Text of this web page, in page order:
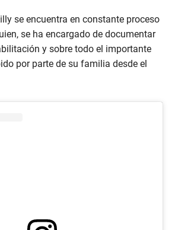
se encuentra en constante proceso
se ha encargado de documentar
y sobre todo el importante
por parte de su familia desde el